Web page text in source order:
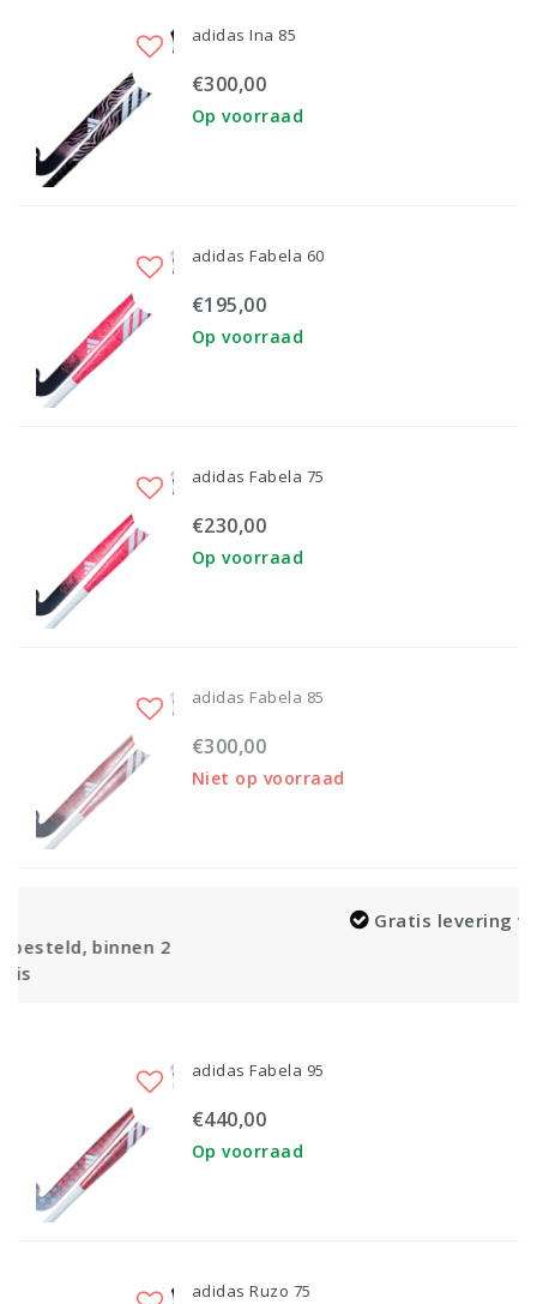
adidas Ina 85
€300,00
Op voorraad
adidas Fabela 60
€195,00
Op voorraad
adidas Fabela 75
€230,00
Op voorraad
adidas Fabela 85
€300,00
Niet op voorraad
2
Gratis levering vanaf €100,-
adidas Fabela 95
€440,00
Op voorraad
adidas Ruzo 75